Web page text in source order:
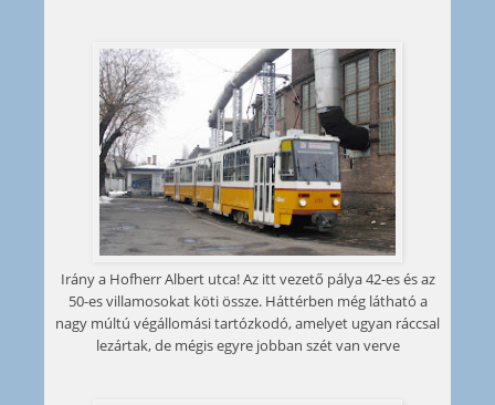
Irány a Hofherr Albert utca! Az itt vezető pálya 42-es és az
50-es villamosokat köti össze. Háttérben még látható a
nagy múltú végállomási tartózkodó, amelyet ugyan ráccsal
lezártak, de mégis egyre jobban szét van verve